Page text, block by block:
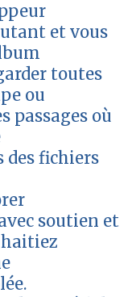
et vous
toutes
ou
passages où
des fichiers
soutien et